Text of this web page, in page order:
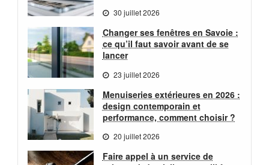
30 juillet 2026
Changer ses fenêtres en Savoie :
ce qu’il faut savoir avant de se
lancer
23 juillet 2026
Menuiseries extérieures en 2026 :
design contemporain et
performance, comment choisir ?
20 juillet 2026
Faire appel à un service de